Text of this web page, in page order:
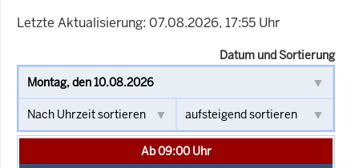
Letzte Aktualisierung: 07.08.2026, 17:55 Uhr
Datum und Sortierung
Ab 09:00 Uhr